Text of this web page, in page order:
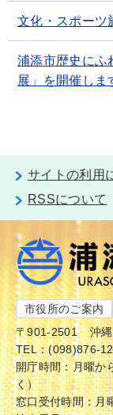
文化・スポーツ
浦添市歴史にふ
展」を開催しま
サイトの利用
RSSについて
市役所のご案内
〒901-2501
沖
TEL：(098)876-
開庁時間：月曜か
く）
窓口受付時間：月